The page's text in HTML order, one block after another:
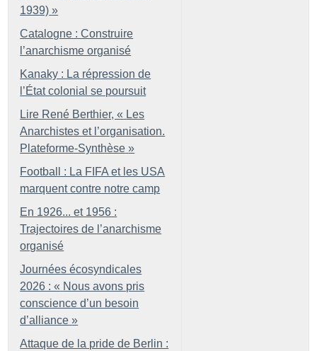
1939) »
Catalogne : Construire
l’anarchisme organisé
Kanaky : La répression de
l’État colonial se poursuit
Lire René Berthier, « Les
Anarchistes et l’organisation.
Plateforme-Synthèse »
Football : La FIFA et les USA
marquent contre notre camp
En 1926... et 1956 :
Trajectoires de l’anarchisme
organisé
Journées écosyndicales
2026 : « Nous avons pris
conscience d’un besoin
d’alliance »
Attaque de la pride de Berlin :